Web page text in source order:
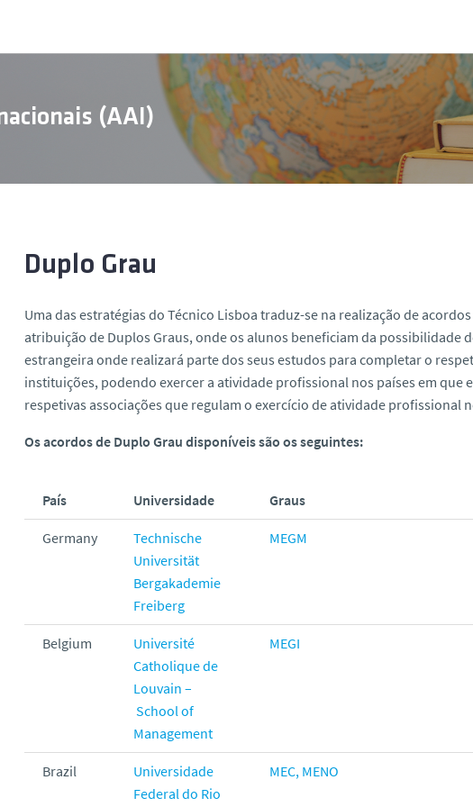
(AAI)
Duplo Grau
Uma das estratégias do Técnico Lisboa traduz-se na realização de
atribuição de Duplos Graus, onde os alunos beneficiam da
estrangeira onde realizará parte dos seus estudos para completar o
instituições, podendo exercer a atividade profissional nos países em
respetivas associações que regulam o exercício de atividade profissional
Os acordos de Duplo Grau disponíveis são os seguintes:
País Universidade Graus
Germany
Technische
Universität
Bergakademie
Freiberg
MEGM
Belgium
Université
Catholique de
Louvain –
School of
Management
MEGI
Brazil
Universidade
Federal do Rio
MEC, MENO